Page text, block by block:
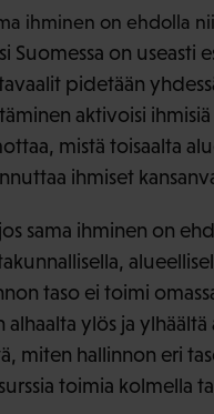
ihminen on ehdolla
Suomessa on
pidetään
aktivoisi
mistä toisaalta
ihmiset
sama ihminen on
taso ei toimi
ylös ja ylhäältä
miten hallinnon eri
toimia kolmella